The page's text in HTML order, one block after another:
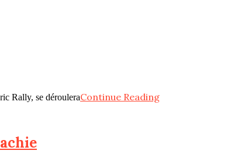
Rally, se dérouleraContinue Reading